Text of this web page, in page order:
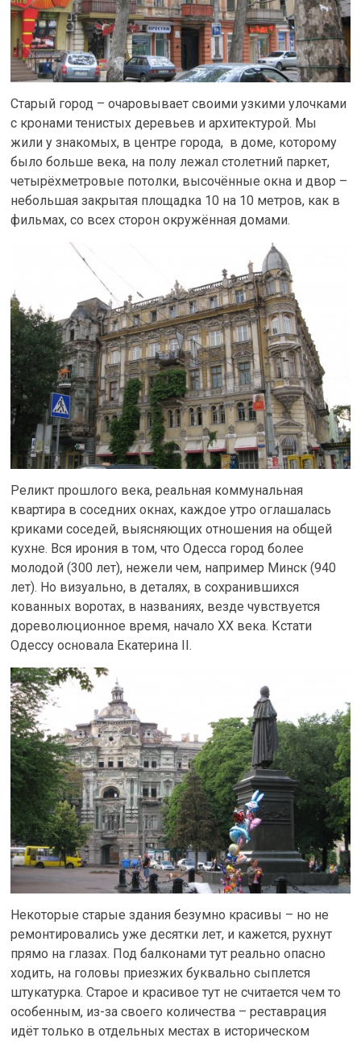
Старый город – очаровывает своими узкими улочками
с кронами тенистых деревьев и архитектурой. Мы
жили у знакомых, в центре города, в доме, которому
было больше века, на полу лежал столетний паркет,
четырёхметровые потолки, высочённые окна и двор –
небольшая закрытая площадка 10 на 10 метров, как в
фильмах, со всех сторон окружённая домами.
Реликт прошлого века, реальная коммунальная
квартира в соседних окнах, каждое утро оглашалась
криками соседей, выясняющих отношения на общей
кухне. Вся ирония в том, что Одесса город более
молодой (300 лет), нежели чем, например Минск (940
лет). Но визуально, в деталях, в сохранившихся
кованных воротах, в названиях, везде чувствуется
дореволюционное время, начало XX века. Кстати
Одессу основала Екатерина II.
Некоторые старые здания безумно красивы – но не
ремонтировались уже десятки лет, и кажется, рухнут
прямо на глазах. Под балконами тут реально опасно
ходить, на головы приезжих буквально сыплется
штукатурка. Старое и красивое тут не считается чем то
особенным, из-за своего количества – реставрация
идёт только в отдельных местах в историческом